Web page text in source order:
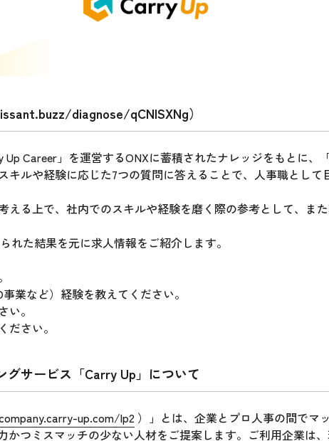
diagnose/qCNlSXNg）
Career」を運営するONXに蓄積されたナレッジをもとに、
キルや経験に応じた7つの質問に答えることで、人事職として
える上で、社内でのスキルや経験を磨く際の参考として、ま
れた結果を元に求人情報をご紹介します。
業など）経験を教えてください。
い。
ださい。
サービス「Carry Up」について
up.com/lp2 ）」とは、企業とプロ人事の間でマ
かつミスマッチの少ない人材をご提案します。ご利用企業は